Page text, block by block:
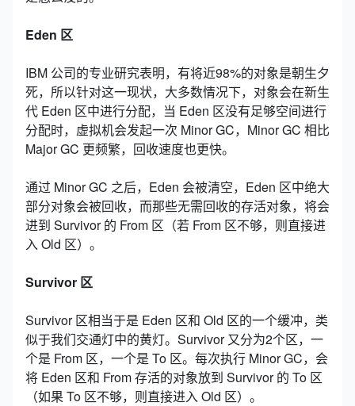
Eden 区
IBM 公司的专业研究表明，有将近98%的对象是朝生夕
死，所以针对这一现状，大多数情况下，对象会在新生
代 Eden 区中进行分配，当 Eden 区没有足够空间进行
分配时，虚拟机会发起一次 Minor GC，Minor GC 相比
Major GC 更频繁，回收速度也更快。
通过 Minor GC 之后，Eden 会被清空，Eden 区中绝大
部分对象会被回收，而那些无需回收的存活对象，将会
进到 Survivor 的 From 区（若 From 区不够，则直接进
入 Old 区）。
Survivor 区
Survivor 区相当于是 Eden 区和 Old 区的一个缓冲，类
似于我们交通灯中的黄灯。Survivor 又分为2个区，一
个是 From 区，一个是 To 区。每次执行 Minor GC，会
将 Eden 区和 From 存活的对象放到 Survivor 的 To 区
（如果 To 区不够，则直接进入 Old 区）。